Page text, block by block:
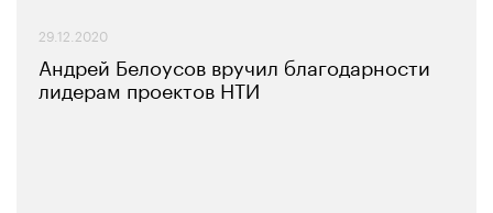
29.12.2020
Андрей Белоусов вручил благодарности
лидерам проектов НТИ